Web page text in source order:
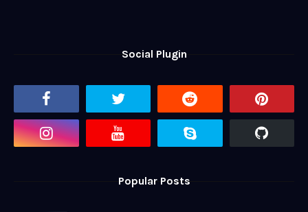
Social Plugin
Popular Posts